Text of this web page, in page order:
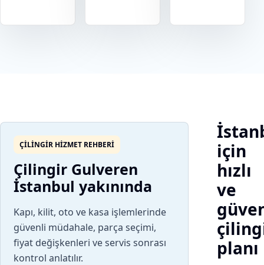
ÇILINGIR HIZMET REHBERI
Çilingir Gulveren
İstanbul yakınında
Kapı, kilit, oto ve kasa işlemlerinde
güvenli müdahale, parça seçimi,
fiyat değişkenleri ve servis sonrası
kontrol anlatılır.
için
hızlı
ve
planı